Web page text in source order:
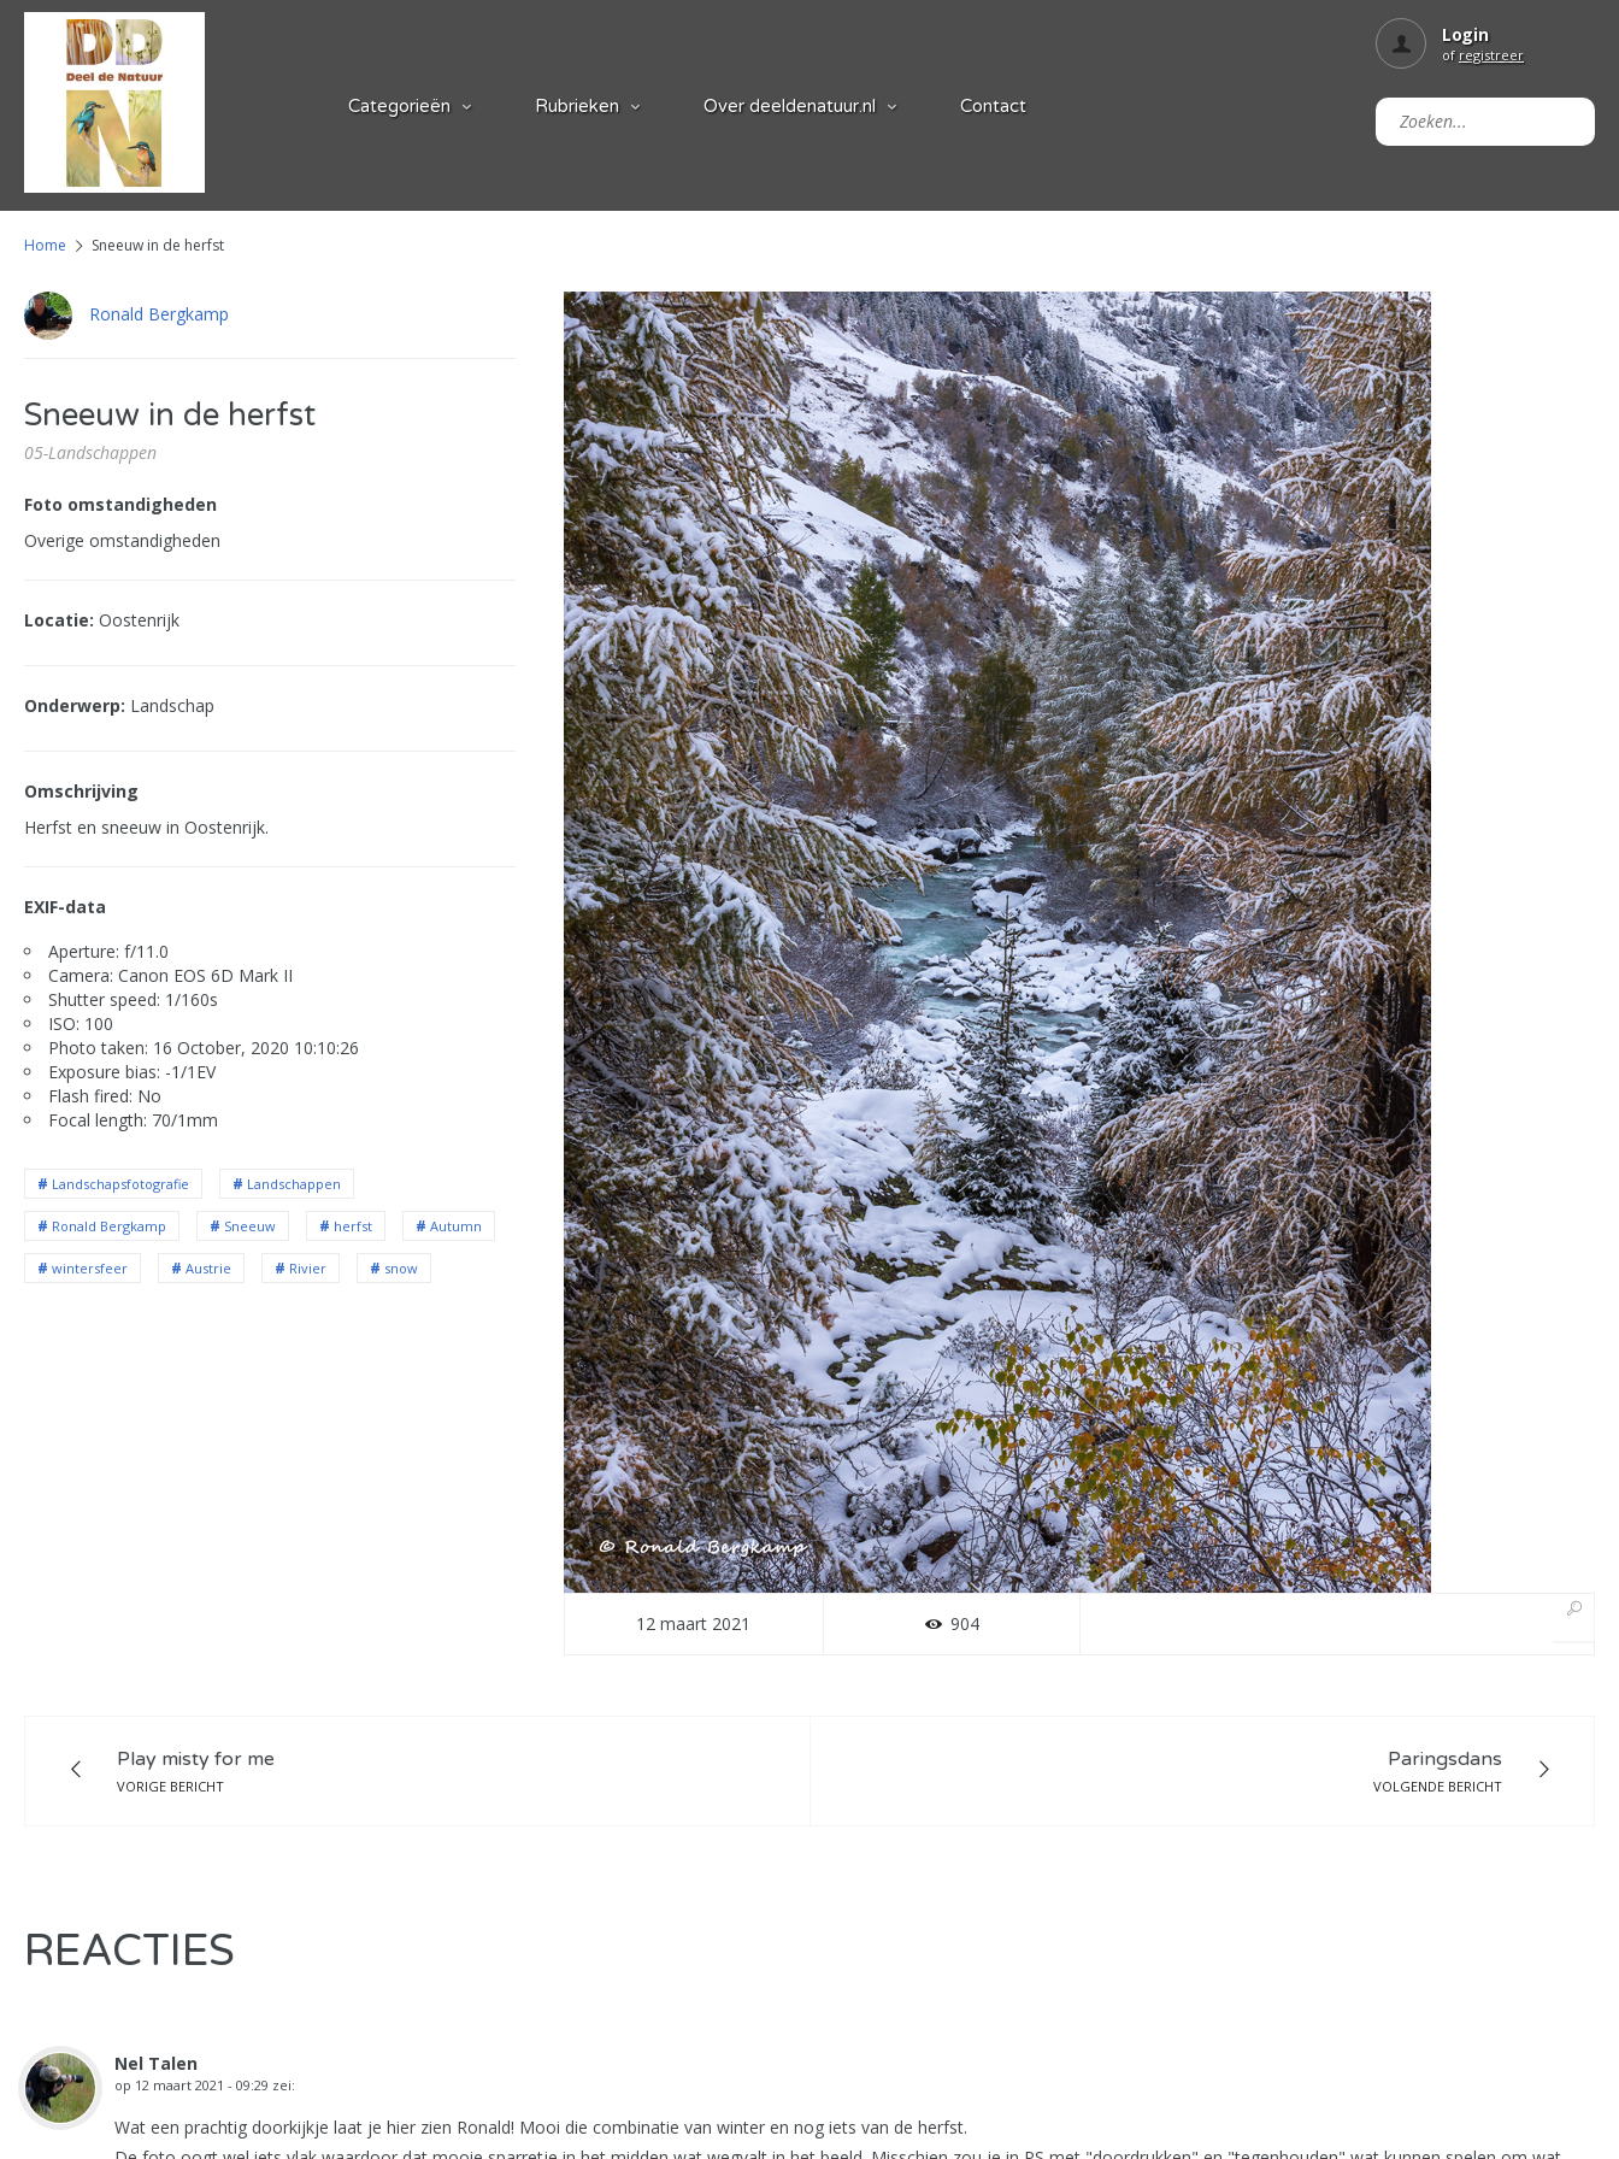
Categorieën Rubrieken Over deeldenatuur.nl Contact
Login
of registreer
Home Sneeuw in de herfst
Ronald Bergkamp
Sneeuw in de herfst
05-Landschappen
Foto omstandigheden
Overige omstandigheden
Locatie: Oostenrijk
Onderwerp: Landschap
Omschrijving
Herfst en sneeuw in Oostenrijk.
EXIF-data
Aperture: f/11.0
Camera: Canon EOS 6D Mark II
Shutter speed: 1/160s
ISO: 100
Photo taken: 16 October, 2020 10:10:26
Exposure bias: -1/1EV
Flash fired: No
Focal length: 70/1mm
Landschapsfotografie Landschappen
Ronald Bergkamp Sneeuw herfst Autumn
wintersfeer Austrie Rivier snow
12 maart 2021 904
Play misty for me
VORIGE BERICHT
Paringsdans
VOLGENDE BERICHT
REACTIES
Nel Talen
op 12 maart 2021 - 09:29 zei:
Wat een prachtig doorkijkje laat je hier zien Ronald! Mooi die combinatie van winter en nog iets van de herfst.